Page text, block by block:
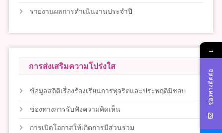
รายงานผลการดำเนินงานประจำปี
การส่งเสริมความโปร่งใส
ข้อมูลสถิติเรื่องร้องเรียนการทุจริตและประพฤติมิชอบ
ช่องทางการรับฟังความคิดเห็น
การเปิดโอกาสให้เกิดการมีส่วนร่วม
→
ช่องทางติดต่อ